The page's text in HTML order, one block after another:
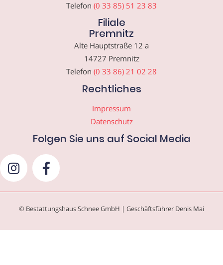
Telefon (0 33 85) 51 23 83
Filiale
Premnitz
Alte Hauptstraße 12 a
14727 Premnitz
Telefon (0 33 86) 21 02 28
Rechtliches
Impressum
Datenschutz
Folgen Sie uns auf Social Media
© Bestattungshaus Schnee GmbH | Geschäftsführer Denis Mai